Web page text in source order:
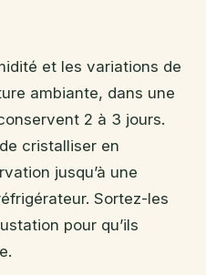
et les variations de
ambiante, dans une
2 à 3 jours.
cristalliser en
jusqu’à une
Sortez-les
pour qu’ils